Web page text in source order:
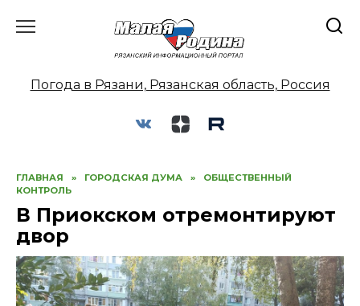
Погода в Рязани, Рязанская область, Россия
ГЛАВНАЯ » ГОРОДСКАЯ ДУМА »
ОБЩЕСТВЕННЫЙ
КОНТРОЛЬ
В Приокском отремонтируют
двор